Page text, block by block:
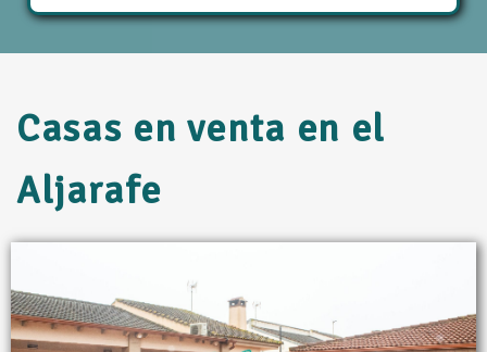
Casas en venta en el
Aljarafe